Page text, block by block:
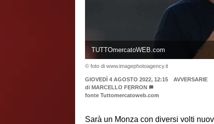
TUTTOmercatoWEB.com
© foto di www.imagephotoagency.it
GIOVEDÌ 4 AGOSTO 2022, 12:15
AVVERSARIE
di MARCELLO FERRON
fonte Tuttomercatoweb.com
Sarà un Monza con diversi volti